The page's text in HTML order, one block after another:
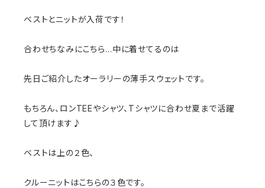
ベストとニットが入荷です！
合わせちなみにこちら…中に着せてるのは
先日ご紹介したオーラリーの薄手スウェットです。
もちろん、ロンTEEやシャツ、Tシャツに合わせ夏まで活躍
して頂けます♪
ベストは上の２色、
クルーニットはこちらの３色です。